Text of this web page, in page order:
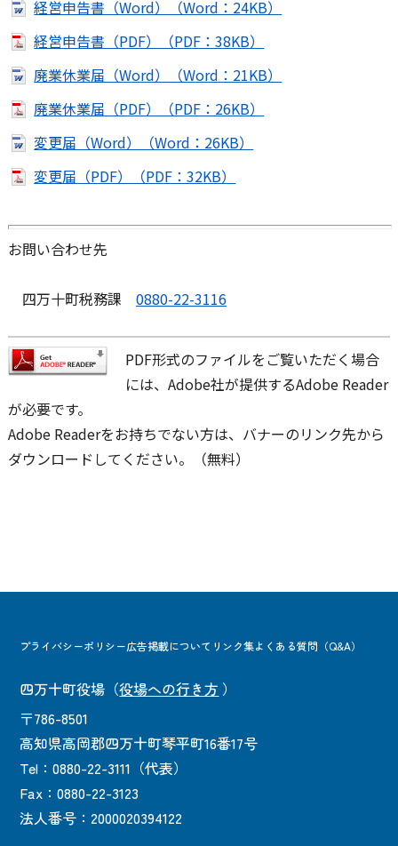
経営申告書（Word）（Word：24KB）
経営申告書（PDF）（PDF：38KB）
廃業休業届（Word）（Word：21KB）
廃業休業届（PDF）（PDF：26KB）
変更届（Word）（Word：26KB）
変更届（PDF）（PDF：32KB）
お問い合わせ先
四万十町税務課 0880-22-3116
PDF形式のファイルをご覧いただく場合
には、Adobe社が提供するAdobe Reader
が必要です。
Adobe Readerをお持ちでない方は、バナーのリンク先から
ダウンロードしてください。（無料）
プライバシーポリシー広告掲載について リンク集よくある質問（Q&A）
四万十町役場 （役場への行き方 ）
〒786-8501
高知県高岡郡四万十町琴平町16番17号
Tel：0880-22-3111（代表）
Fax：0880-22-3123
法人番号：2000020394122